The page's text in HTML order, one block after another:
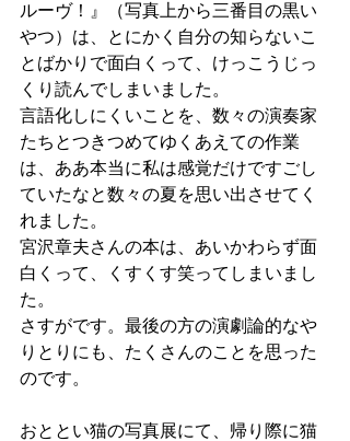
ルーヴ！』（写真上から三番目の黒い
やつ）は、とにかく自分の知らないこ
とばかりで面白くって、けっこうじっ
くり読んでしまいました。
言語化しにくいことを、数々の演奏家
たちとつきつめてゆくあえての作業
は、ああ本当に私は感覚だけですごし
ていたなと数々の夏を思い出させてく
れました。
宮沢章夫さんの本は、あいかわらず面
白くって、くすくす笑ってしまいまし
た。
さすがです。最後の方の演劇論的なや
りとりにも、たくさんのことを思った
のです。
おととい猫の写真展にて、帰り際に猫